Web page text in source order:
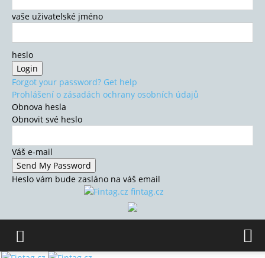
vaše uživatelské jméno
heslo
Forgot your password? Get help
Prohlášení o zásadách ochrany osobních údajů
Obnova hesla
Obnovit své heslo
Váš e-mail
Heslo vám bude zasláno na váš email
fintag.cz